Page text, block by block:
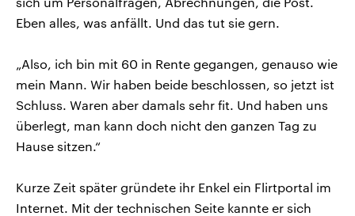
Eben alles, was anfällt. Und das tut sie gern.
„Also, ich bin mit 60 in Rente gegangen, genauso wie
mein Mann. Wir haben beide beschlossen, so jetzt ist
Schluss. Waren aber damals sehr fit. Und haben uns
überlegt, man kann doch nicht den ganzen Tag zu
Hause sitzen.“
Kurze Zeit später gründete ihr Enkel ein Flirtportal im
Internet. Mit der technischen Seite kannte er sich